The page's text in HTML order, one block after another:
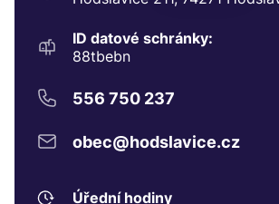
ID datové schránky:
88tbebn
556 750 237
obec@hodslavice.cz
Úřední hodiny